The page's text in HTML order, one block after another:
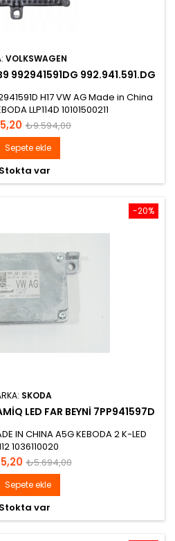
VOLKSWAGEN
992941591DG 992.941.591.DG
H17 VW AG Made in China
LLP114D 10101500211
Normal
fiyat
₺9.594,00
Sepete ekle
Stokta var
-20%
SKODA
LED FAR BEYNI 7PP941597D
IN CHINA A5G KEBODA 2 K-LED
1036110020
Normal
fiyat
₺5.694,00
Sepete ekle
Stokta var